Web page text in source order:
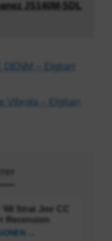
JS140M-SDL
– Elgitarr
Vibrola – Elgitarr
Strat Jmr CC
Recension
→